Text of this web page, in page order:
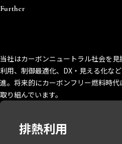
Further
当社はカーボンニュートラル社会を
利用、制御最適化、DX・見える化な
進。将来的にカーボンフリー燃料時
取り組んでいます。
排熱利用